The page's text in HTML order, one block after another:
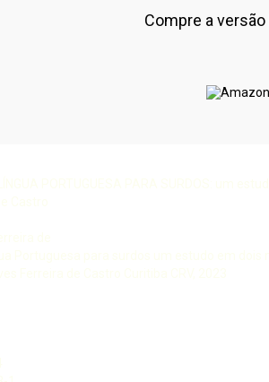
Compre a